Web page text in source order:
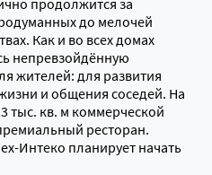
продолжится за
до мелочей
Как и во всех домах
непревзойдённую
жителей: для развития
и общения соседей. На
тыс. кв. м коммерческой
ресторан.
Интеко планирует начать